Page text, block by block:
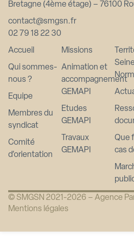
Bretagne (4ème étage) – 76100
contact@smgsn.fr
02 79 18 22 30
Accueil
Qui sommes-
nous ?
Equipe
Membres du
syndicat
Comité
d’orientation
Missions
Animation et
accompagnement
GEMAPI
Etudes
GEMAPI
Travaux
GEMAPI
Que
cas
© SMGSN 2021-2026 – Agence
Mentions légales